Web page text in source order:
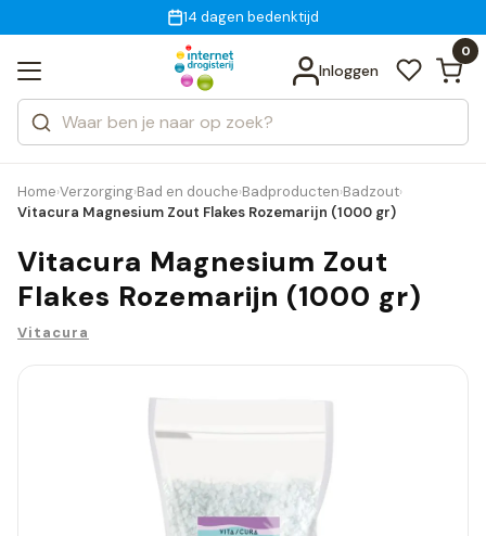
voor 18:00 uur besteld
Gratis bezorging
14 dagen bedenktijd
Inloggen
0
Zoeken
Categorieën
Merken
Bekijk alle resultaten
Home›Verzorging›Bad en douche›Badproducten›Badzout›
Vitacura Magnesium Zout Flakes Rozemarijn (1000 gr)
Vitacura Magnesium Zout
Flakes Rozemarijn (1000 gr)
Vitacura